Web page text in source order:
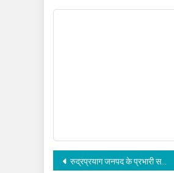
Post
रुद्रप्रयाग जनपद के प्रभारी सचिव आर राजेश ने किया केदार घाटी में क्षतिग्रस्त मोटर मार्गों का निरीक्षण